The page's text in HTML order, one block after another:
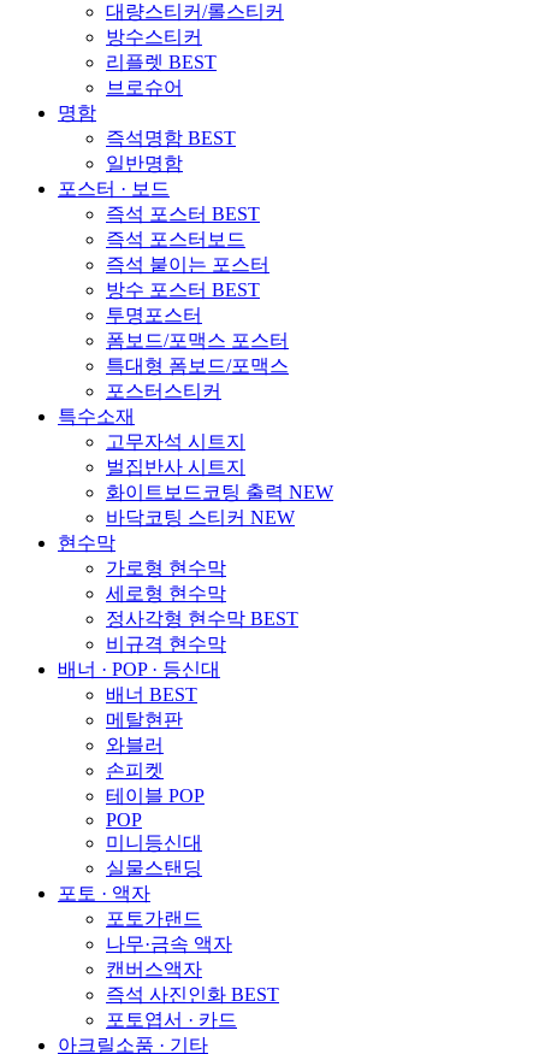
대량스티커/롤스티커
방수스티커
리플렛 BEST
브로슈어
명함
즉석명함 BEST
일반명함
포스터 · 보드
즉석 포스터 BEST
즉석 포스터보드
즉석 붙이는 포스터
방수 포스터 BEST
투명포스터
폼보드/포맥스 포스터
특대형 폼보드/포맥스
포스터스티커
특수소재
고무자석 시트지
벌집반사 시트지
화이트보드코팅 출력 NEW
바닥코팅 스티커 NEW
현수막
가로형 현수막
세로형 현수막
정사각형 현수막 BEST
비규격 현수막
배너 · POP · 등신대
배너 BEST
메탈현판
와블러
손피켓
테이블 POP
POP
미니등신대
실물스탠딩
포토 · 액자
포토가랜드
나무·금속 액자
캔버스액자
즉석 사진인화 BEST
포토엽서 · 카드
아크릴소품 · 기타